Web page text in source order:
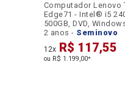
Computador Lenovo
Edge71 - Intel® i5
500GB, DVD,
2 anos - Seminovo
12xR$ 117,55
ou R$ 1.199,00*